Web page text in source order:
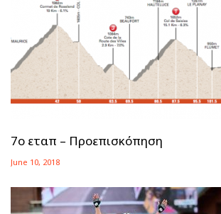
7ο εταπ – Προεπισκόπηση
June 10, 2018